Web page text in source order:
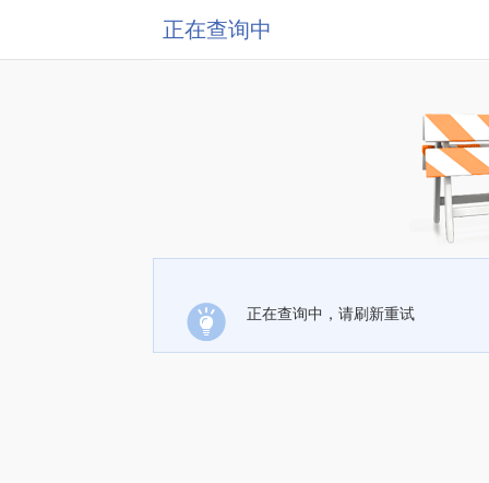
正在查询中
正在查询中，请刷新重试